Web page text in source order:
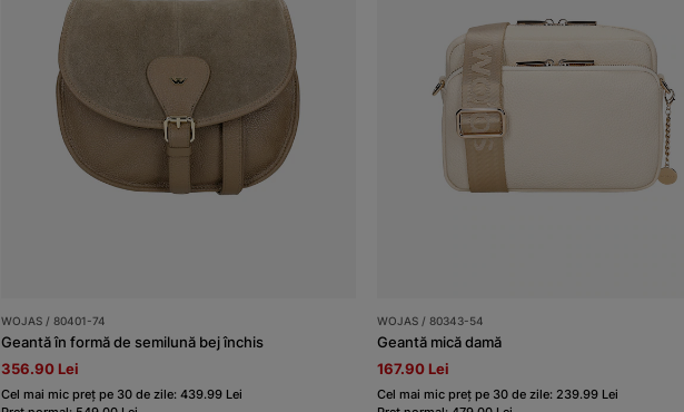
WOJAS / 80401-74
Geantă în formă de semilună bej închis
356.90 Lei
Cel mai mic preț pe 30 de zile: 439.99 Lei
WOJAS / 80343-54
Geantă mică damă
167.90 Lei
Cel mai mic preț pe 30 de zile: 239.99 Lei